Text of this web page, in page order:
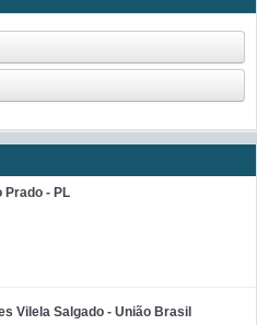
Prado - PL
Vilela Salgado - União Brasil